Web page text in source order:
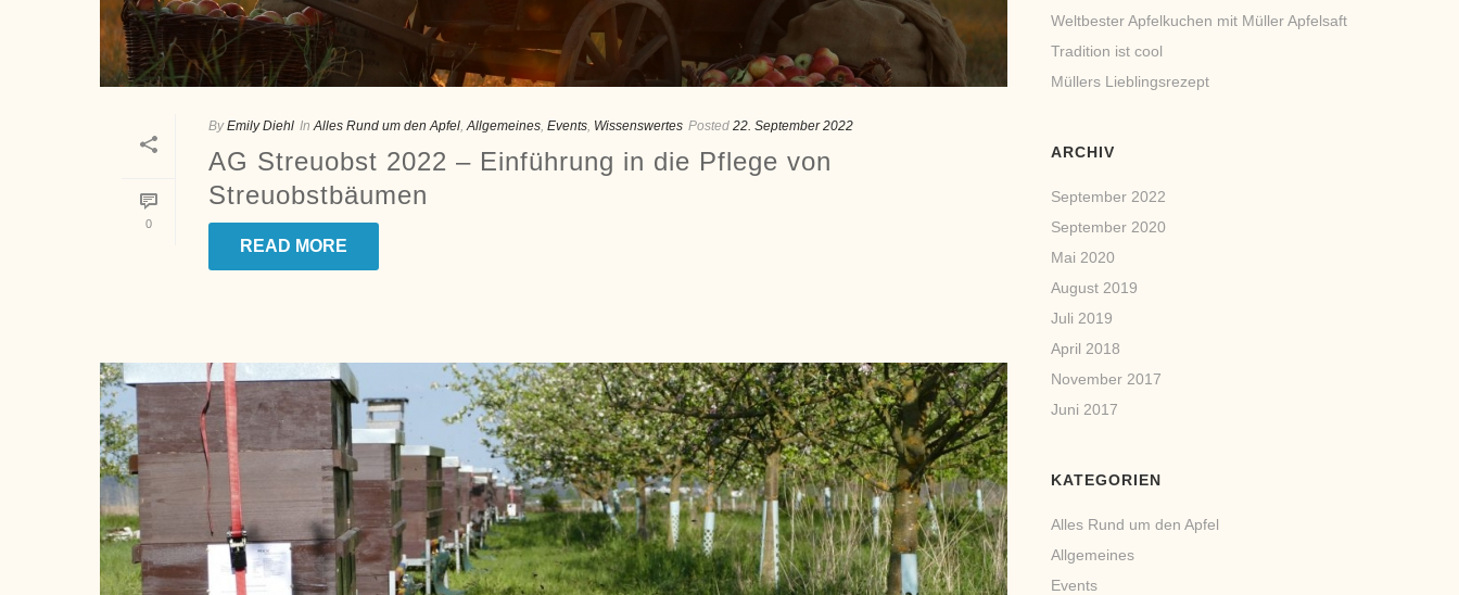
0
By Emily Diehl In Alles Rund um den Apfel,Allgemeines, Events, Wissenswertes Posted 22. September 2022
AG Streuobst 2022 – Einführung in die Pflege von
Streuobstbäumen
READ MORE
Weltbester Apfelkuchen mit Müller Apfelsaft
Tradition ist cool
Müllers Lieblingsrezept
ARCHIV
September 2022
September 2020
Mai 2020
August 2019
Juli 2019
April 2018
November 2017
Juni 2017
KATEGORIEN
Alles Rund um den Apfel
Allgemeines
Events